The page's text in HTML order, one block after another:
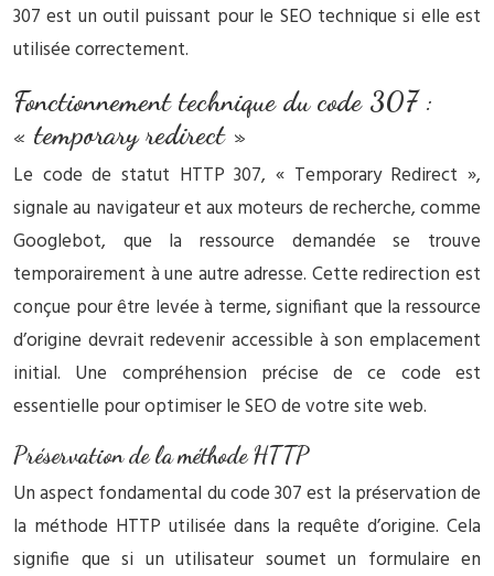
307 est un outil puissant pour le SEO technique si elle est
utilisée correctement.
Fonctionnement technique du code 307 :
« temporary redirect »
Le code de statut HTTP 307, « Temporary Redirect »,
signale au navigateur et aux moteurs de recherche, comme
Googlebot, que la ressource demandée se trouve
temporairement à une autre adresse. Cette redirection est
conçue pour être levée à terme, signifiant que la ressource
d’origine devrait redevenir accessible à son emplacement
initial. Une compréhension précise de ce code est
essentielle pour optimiser le SEO de votre site web.
Préservation de la méthode HTTP
Un aspect fondamental du code 307 est la préservation de
la méthode HTTP utilisée dans la requête d’origine. Cela
signifie que si un utilisateur soumet un formulaire en